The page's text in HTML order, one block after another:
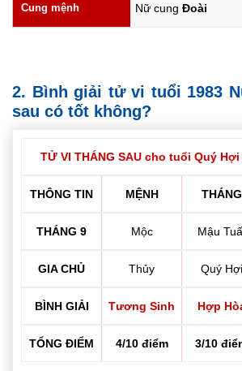
Cung mệnh Nữ cung Đoài
2. Bình giải tử vi tuổi 1983
sau có tốt không?
TỬ VI THÁNG SAU cho tuổi Quý
THÔNG TIN MỆNH THÁNG
THÁNG 9 Mộc Mậu
GIA CHỦ Thủy Quý Hợi
BÌNH GIẢI Tương Sinh Hợp
TỔNG ĐIỂM 4/10 điểm 3/10